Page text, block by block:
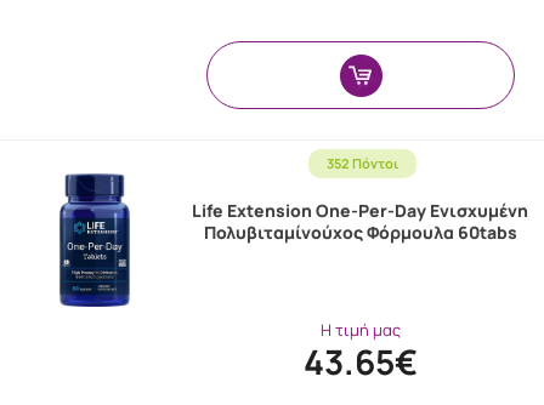
352 Πόντοι
Life Extension One-Per-Day Ενισχυμένη
Πολυβιταμίνούχος Φόρμουλα 60tabs
Η τιμή μας
43.65€